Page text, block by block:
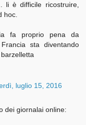
li è difficile ricostruire,
hoc.
fa proprio pena da
sta diventando
luglio 15, 2016
dei giornalai online: